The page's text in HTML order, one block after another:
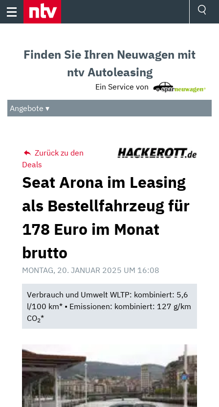
Skip
Audio
Das Beste
Finden Sie Ihren Neuwagen mit
ntv Autoleasing
Ein Service von
Angebote ▾
Zurück zu den
Deals
Seat Arona im Leasing
als Bestellfahrzeug für
178 Euro im Monat
brutto
MONTAG, 20. JANUAR 2025 UM 16:08
Verbrauch und Umwelt WLTP: kombiniert: 5,6
l/100 km* • Emissionen: kombiniert: 127 g/km
CO2*